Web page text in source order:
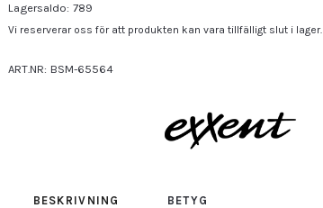
Lagersaldo: 789
Vi reserverar oss för att produkten kan vara tillfälligt slut i lager.
ART.NR: BSM-65564
BESKRIVNING BETYG